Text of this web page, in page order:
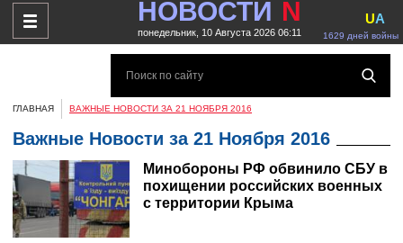
НОВОСТИ N
понедельник, 10 Августа 2026 06:11 1629 дней войны
UA
ГЛАВНАЯ ВАЖНЫЕ НОВОСТИ ЗА 21 НОЯБРЯ 2016
Важные Новости за 21 Ноября 2016
Минобороны РФ обвинило СБУ в
похищении российских военных
с территории Крыма